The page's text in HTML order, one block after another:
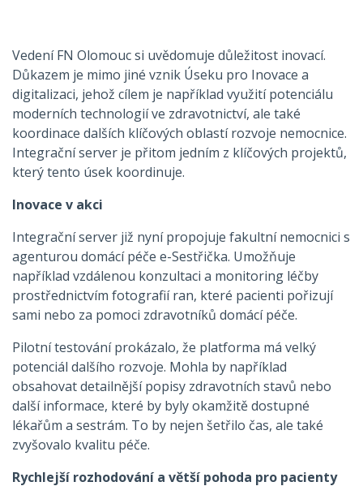
Vedení FN Olomouc si uvědomuje důležitost inovací.
Důkazem je mimo jiné vznik Úseku pro Inovace a
digitalizaci, jehož cílem je například využití potenciálu
moderních technologií ve zdravotnictví, ale také
koordinace dalších klíčových oblastí rozvoje nemocnice.
Integrační server je přitom jedním z klíčových projektů,
který tento úsek koordinuje.
Inovace v akci
Integrační server již nyní propojuje fakultní nemocnici s
agenturou domácí péče e-Sestřička. Umožňuje
například vzdálenou konzultaci a monitoring léčby
prostřednictvím fotografií ran, které pacienti pořizují
sami nebo za pomoci zdravotníků domácí péče.
Pilotní testování prokázalo, že platforma má velký
potenciál dalšího rozvoje. Mohla by například
obsahovat detailnější popisy zdravotních stavů nebo
další informace, které by byly okamžitě dostupné
lékařům a sestrám. To by nejen šetřilo čas, ale také
zvyšovalo kvalitu péče.
Rychlejší rozhodování a větší pohoda pro pacienty